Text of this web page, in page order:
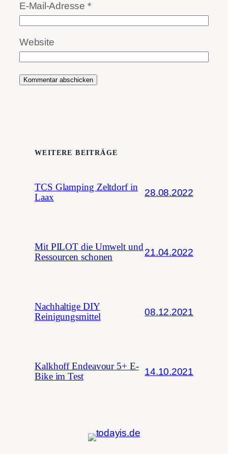
E-Mail-Adresse *
Website
WEITERE BEITRÄGE
TCS Glamping Zeltdorf in
Laax
28.08.2022
Mit PILOT die Umwelt und
Ressourcen schonen
21.04.2022
Nachhaltige DIY
Reinigungsmittel
08.12.2021
Kalkhoff Endeavour 5+ E-
Bike im Test
14.10.2021